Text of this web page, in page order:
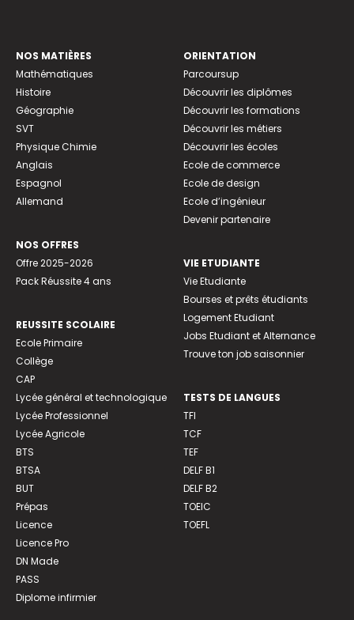
NOS MATIÈRES
Mathématiques
Histoire
Géographie
SVT
Physique Chimie
Anglais
Espagnol
Allemand
NOS OFFRES
Offre 2025-2026
Pack Réussite 4 ans
REUSSITE SCOLAIRE
Ecole Primaire
Collège
CAP
Lycée général et technologique
Lycée Professionnel
Lycée Agricole
BTS
BTSA
BUT
Prépas
Licence
Licence Pro
DN Made
PASS
Diplome infirmier
ORIENTATION
Parcoursup
Découvrir les diplômes
Découvrir les formations
Découvrir les métiers
Découvrir les écoles
Ecole de commerce
Ecole de design
Ecole d’ingénieur
Devenir partenaire
VIE ETUDIANTE
Vie Etudiante
Bourses et prêts étudiants
Logement Etudiant
Jobs Etudiant et Alternance
Trouve ton job saisonnier
TESTS DE LANGUES
TFI
TCF
TEF
DELF B1
DELF B2
TOEIC
TOEFL